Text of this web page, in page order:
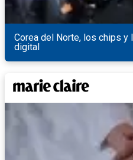
Corea del Norte, los chips
digital